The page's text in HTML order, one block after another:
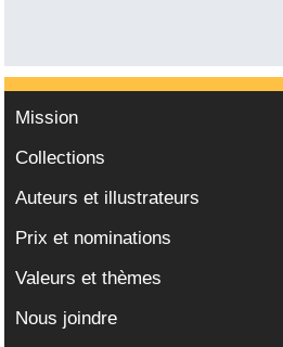
Mission
Collections
Auteurs et illustrateurs
Prix et nominations
Valeurs et thèmes
Nous joindre